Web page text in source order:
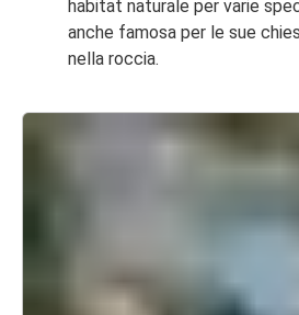
habitat naturale per varie
anche famosa per le sue
nella roccia.